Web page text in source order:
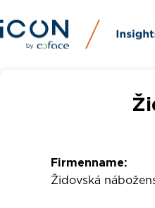
Firmenname:
Židovská